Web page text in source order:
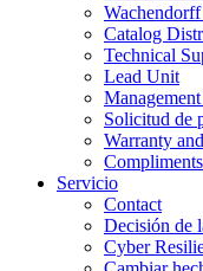
Catalog
Technical
Lead Unit
Solicitud de
Warranty
Servicio
Contact
Decisión de
Cyber